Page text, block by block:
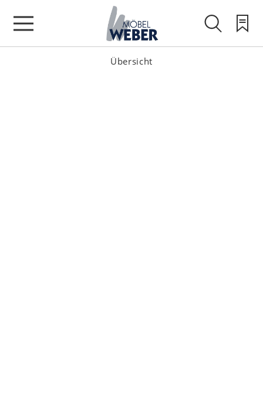
Übersicht